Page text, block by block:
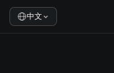
中文